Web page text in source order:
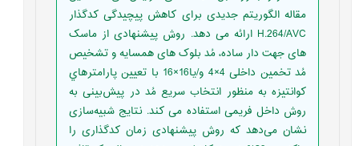
مقاله الگوریتم جدیدی برای کاهش پیچیدگی کدگذار
H.264/AVC ارائه می دهد. روش پیشنهادی از ماسک
های جهت دار ساده، مُد بلوک های همسایه و تشخیص
مُد تخمین داخلی 4×4 و/يا16×16 با تعيين پارامترهاي
كوانتيزه به منظور انتخاب سریع مُد در پیش‌بینی به
روش داخل فریمی استفاده می کند. نتایج شبیه‌سازی
نشان می‌دهد که روش پیشنهادی زمان کدگذاری را